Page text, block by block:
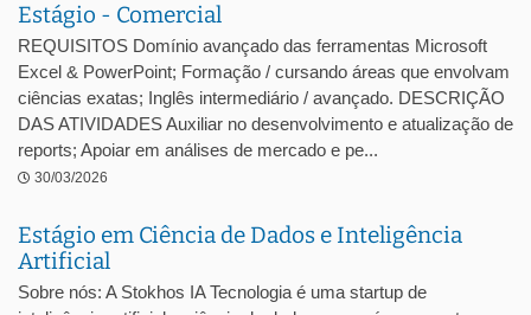
Estágio - Comercial
REQUISITOS Domínio avançado das ferramentas Microsoft
Excel & PowerPoint; Formação / cursando áreas que envolvam
ciências exatas; Inglês intermediário / avançado. DESCRIÇÃO
DAS ATIVIDADES Auxiliar no desenvolvimento e atualização de
reports; Apoiar em análises de mercado e pe...
30/03/2026
Estágio em Ciência de Dados e Inteligência
Artificial
Sobre nós: A Stokhos IA Tecnologia é uma startup de